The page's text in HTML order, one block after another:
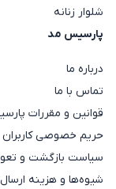
می‌توانید مدل
ساعت شنی
سیبی
شلوار زنانه
پارسیس مد
درباره ما
تماس با ما
قوانین و مقررات
حریم خصوصی کاربران
سیاست بازگشت و
شیوه‌ها و هزینه ارسال